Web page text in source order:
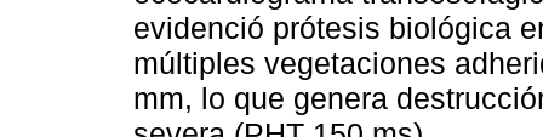
evidenció prótesis biológica
múltiples vegetaciones
mm, lo que genera